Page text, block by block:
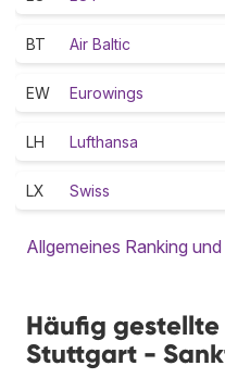
BT Air Baltic
EW Eurowings
LH Lufthansa
LX Swiss
Allgemeines Ranking
Häufig gestellte
Stuttgart -